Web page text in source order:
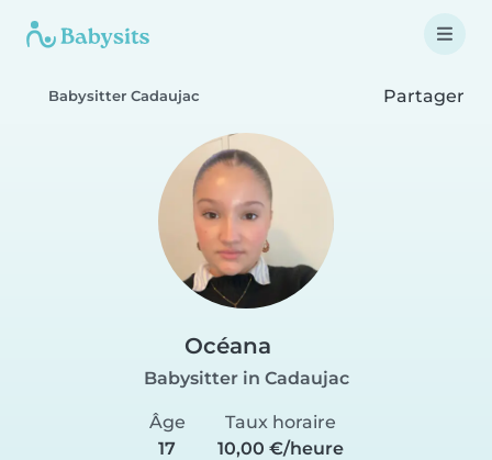
Babysitter Cadaujac Partager
Océana
Babysitter in Cadaujac
Âge
17
Taux horaire
10,00 €/heure